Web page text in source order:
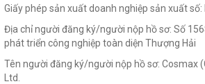
Giấy phép sản xuất doanh nghiệp sản xuất
Địa chỉ người đăng ký/người nộp hồ sơ: Số
phát triển công nghiệp toàn diện Thượng Hải
Tên người đăng ký/người nộp hồ sơ: Cosmax
Ltd.